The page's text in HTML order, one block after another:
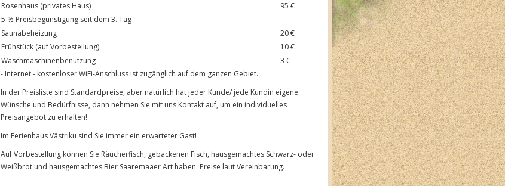
Rosenhaus (privates Haus)
95 €
5 % Preisbegünstigung seit dem 3. Tag
Saunabeheizung
20 €
Frühstück (auf Vorbestellung)
10 €
Waschmaschinenbenutzung
3 €
- Internet - kostenloser WiFi-Anschluss ist zugänglich auf dem ganzen Gebiet.
In der Preisliste sind Standardpreise, aber natürlich hat jeder Kunde/ jede Kundin eigene
Wünsche und Bedürfnisse, dann nehmen Sie mit uns Kontakt auf, um ein individuelles
Preisangebot zu erhalten!
Im Ferienhaus Västriku sind Sie immer ein erwarteter Gast!
Auf Vorbestellung können Sie Räucherfisch, gebackenen Fisch, hausgemachtes Schwarz- oder
Weißbrot und hausgemachtes Bier Saaremaaer Art haben. Preise laut Vereinbarung.